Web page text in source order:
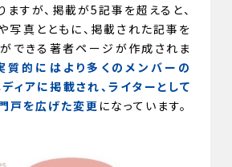
ますが、掲載が5記事を超えると、
写真とともに、掲載された記事を
できる著者ページが作成されま
質的にはより多くのメンバーの
ィアに掲載され、ライターとして
戸を広げた変更 になっています。